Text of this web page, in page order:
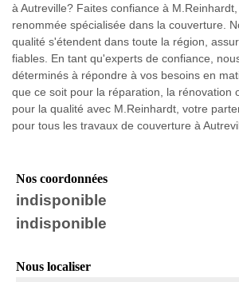
à Autreville? Faites confiance à
renommée spécialisée dans la couverture.
qualité s'étendent dans toute la région,
fiables. En tant qu'experts de confiance,
déterminés à répondre à vos besoins en
que ce soit pour la réparation, la rénovation
pour la qualité avec M.Reinhardt, votre
pour tous les travaux de couverture à
Nos coordonnées
indisponible
indisponible
Nous localiser